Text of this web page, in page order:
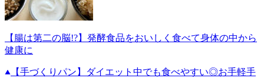
【腸は第二の脳!?】発酵食品をおいしく食べて身体の中から
健康に
【手づくりパン】ダイエット中でも食べやすい◎お手軽手